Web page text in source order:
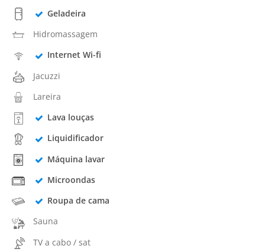
Geladeira
Hidromassagem
Internet Wi-fi
Jacuzzi
Lareira
Lava louças
Liquidificador
Máquina lavar
Microondas
Roupa de cama
Sauna
TV a cabo / sat